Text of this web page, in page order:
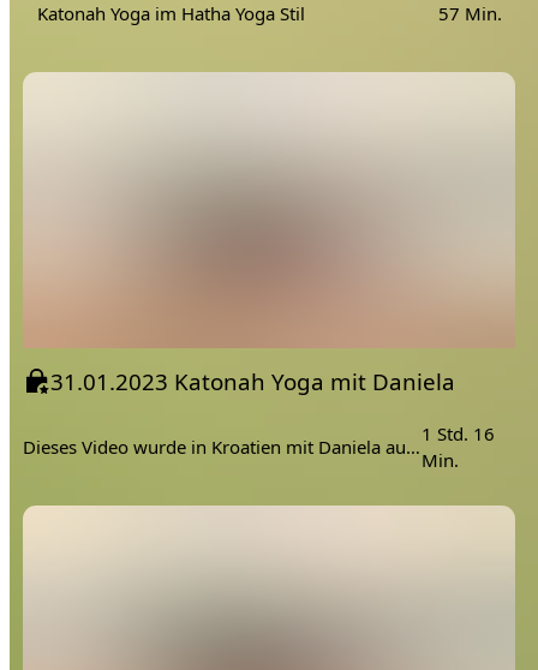
Katonah Yoga im Hatha Yoga Stil 57 Min.
31.01.2023 Katonah Yoga mit Daniela
Dieses Video wurde in Kroatien mit Daniela aufgenommen.
1 Std. 16
Min.